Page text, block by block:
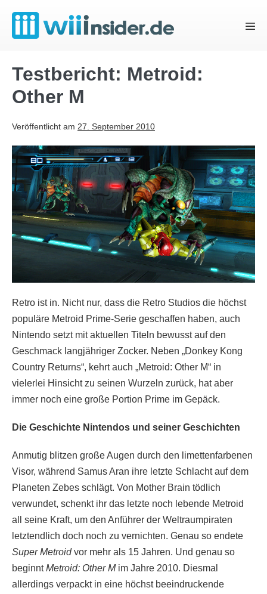
Inhalt
springen
Testbericht: Metroid:
Other M
Veröffentlicht am 27. September 2010
Retro ist in. Nicht nur, dass die Retro Studios die höchst
populäre Metroid Prime-Serie geschaffen haben, auch
Nintendo setzt mit aktuellen Titeln bewusst auf den
Geschmack langjähriger Zocker. Neben „Donkey Kong
Country Returns“, kehrt auch „Metroid: Other M“ in
vielerlei Hinsicht zu seinen Wurzeln zurück, hat aber
immer noch eine große Portion Prime im Gepäck.
Die Geschichte Nintendos und seiner Geschichten
Anmutig blitzen große Augen durch den limettenfarbenen
Visor, während Samus Aran ihre letzte Schlacht auf dem
Planeten Zebes schlägt. Von Mother Brain tödlich
verwundet, schenkt ihr das letzte noch lebende Metroid
all seine Kraft, um den Anführer der Weltraumpiraten
letztendlich doch noch zu vernichten. Genau so endete
Super Metroidvor mehr als 15 Jahren. Und genau so
beginntMetroid: Other Mim Jahre 2010. Diesmal
allerdings verpackt in eine höchst beeindruckende